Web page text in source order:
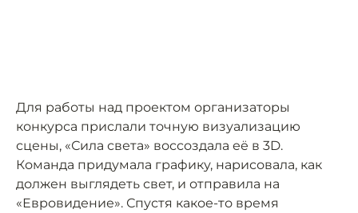
Для работы над проектом организаторы
конкурса прислали точную визуализацию
сцены, «Сила света» воссоздала её в 3D.
Команда придумала графику, нарисовала, как
должен выглядеть свет, и отправила на
«Евровидение». Спустя какое-то время